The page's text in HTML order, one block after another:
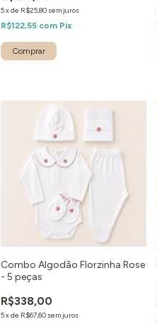
5xde R$25,80 sem juros
R$122,55 com Pix
Combo Algodão Florzinha Rose
- 5 peças
R$338,00
5xde R$67,60 sem juros